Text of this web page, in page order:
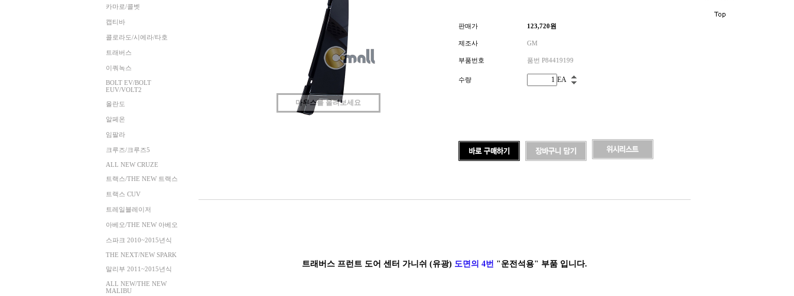
카마로/콜벳
캡티바
콜로라도/시에라/타호
트래버스
이쿼녹스
BOLT EV/BOLT
EUV/VOLT2
올란도
알페온
임팔라
크루즈/크루즈5
ALL NEW CRUZE
트랙스/THE NEW 트랙스
트랙스 CUV
트레일블레이저
아베오/THE NEW 아베오
스파크 2010~2015년식
THE NEXT/NEW SPARK
말리부 2011~2015년식
ALL NEW/THE NEW
MALIBU
마우스를 올려보세요
판매가 123,720원
제조사 GM
부품번호 품번 P84419199
수량 EA
트래버스 프런트 도어 센터 가니쉬 (유광) 도면의 4번 "운전석용" 부품 입니다.